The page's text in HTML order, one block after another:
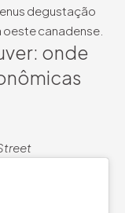
degustação
canadense.
onde